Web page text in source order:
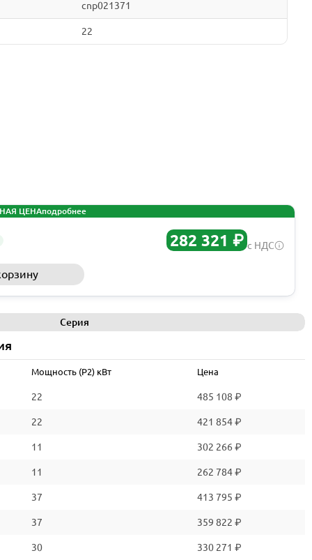
cnp021371
22
ЦЕНАподробнее
282 321 ₽ с НДС
Серия
Мощность (P2) кВт Цена
22 485 108 ₽
22 421 854 ₽
11 302 266 ₽
11 262 784 ₽
37 413 795 ₽
37 359 822 ₽
30 330 271 ₽